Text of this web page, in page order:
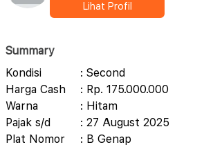
Lihat Profil
Summary
Kondisi
: Second
Harga Cash
: Rp. 175.000.000
Warna
: Hitam
Pajak s/d
: 27 August 2025
Plat Nomor
: B Genap